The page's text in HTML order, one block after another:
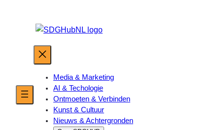
Media & Marketing
AI & Techologie
Ontmoeten & Verbinden
Kunst & Cultuur
Nieuws & Achtergronden